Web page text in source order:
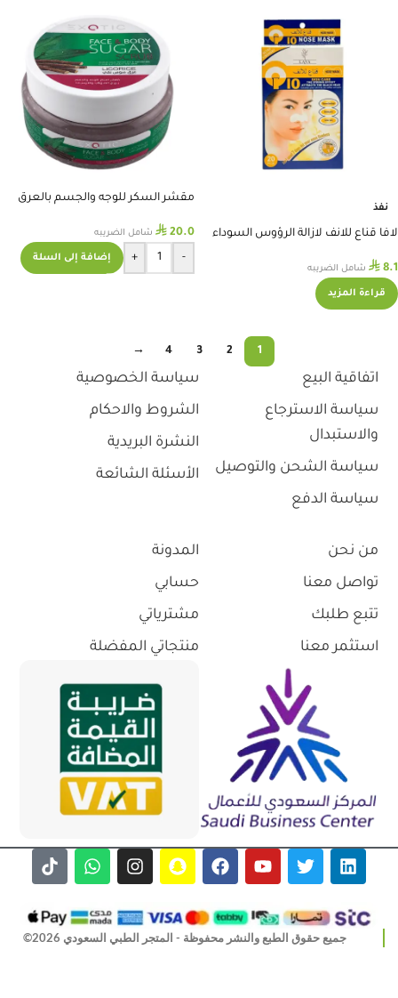
نفذ
لافا قناع للانف لازالة الرؤوس السوداء
⃁ 8.1 شامل الضريبه
قراءة المزيد
مقشر السكر للوجه والجسم بالعرق
⃁ 20.0 شامل الضريبه
-
+ إضافة إلى السلة
1
2
3
4
→
اتفاقية البيع
سياسة الاسترجاع
والاستبدال
سياسة الشحن والتوصيل
سياسة الدفع
سياسة الخصوصية
الشروط والاحكام
النشرة البريدية
الأسئلة الشائعة
من نحن
تواصل معنا
تتبع طلبك
استثمر معنا
المدونة
حسابي
مشترياتي
منتجاتي المفضلة
جميع حقوق الطبع والنشر محفوظة - المتجر الطبي السعودي 2026©